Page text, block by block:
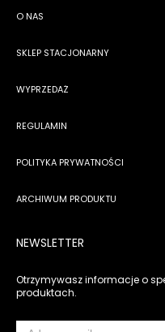
O NAS
SKLEP STACJONARNY
WYPRZEDAŻ
REGULAMIN
POLITYKA PRYWATNOŚCI
ARCHIWUM PRODUKTU
NEWSLETTER
Otrzymywasz informacje o
produktach.